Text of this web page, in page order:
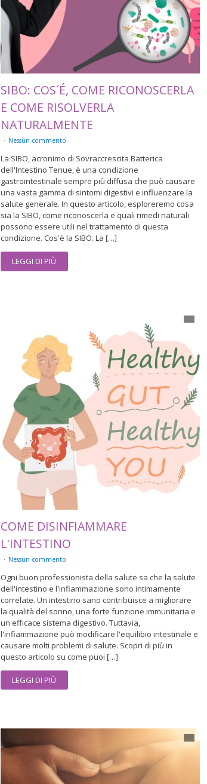
SIBO: COS´É, COME RICONOSCERLA
E COME RISOLVERLA
NATURALMENTE
Nessun commento
La SIBO, acronimo di Sovraccrescita Batterica
dell'Intestino Tenue, è una condizione
gastrointestinale sempre più diffusa che può causare
una vasta gamma di sintomi digestivi e influenzare la
salute generale. In questo articolo, esploreremo cosa
sia la SIBO, come riconoscerla e quali rimedi naturali
possono essere utili nel trattamento di questa
condizione. Cos'è la SIBO. La […]
LEGGI DI PIÙ
COME DISINFIAMMARE
L'INTESTINO
Nessun commento
Ogni buon professionista della salute sa che la salute
dell'intestino e l'infiammazione sono intimamente
correlate. Un intestino sano contribuisce a migliorare
la qualità del sonno, una forte funzione immunitaria e
un efficace sistema digestivo. Tuttavia,
l'infiammazione può modificare l'equilibio intestinale e
causare molti problemi di salute. Scopri di più in
questo articolo su come puoi […]
LEGGI DI PIÙ